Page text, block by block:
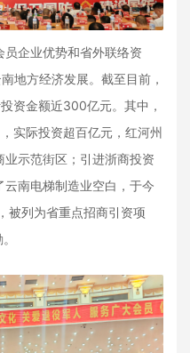
企业优势和省外联络资
地方经济发展。截至目前，
资金额近300亿元。其中，
实际投资超百亿元，红河州
示范街区；引进浙商投资
南电梯制造业空白，于今
被列为省重点招商引资项